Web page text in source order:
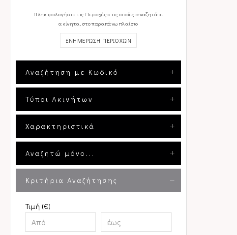
Πληκτρολογήστε τις Περιοχές στις οποίες αναζητάτε
ακίνητα, στο παραπάνω πλαίσιο
ΕΝΗΜΕΡΩΣΗ ΠΕΡΙΟΧΩΝ
Αναζήτηση με Κωδικό
Τύποι Ακινήτων
Χαρακτηριστικά
Αναζητώ μόνο...
Κριτήρια Αναζήτησης
Τιμή (€)